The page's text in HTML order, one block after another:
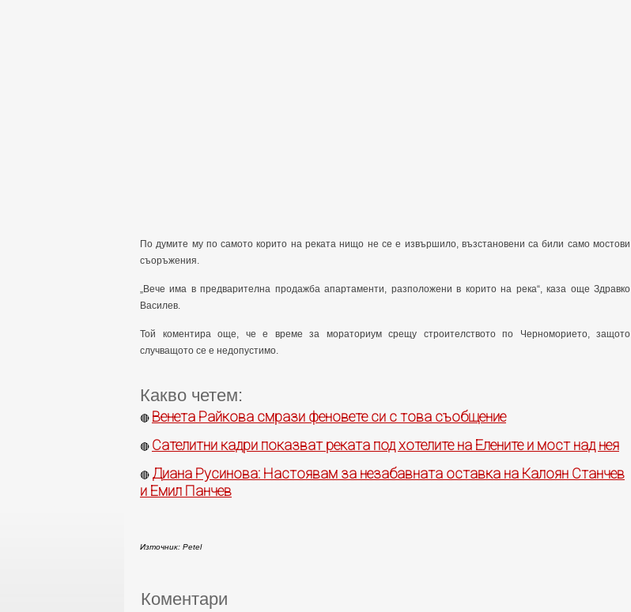
По думите му по самото корито на реката нищо не се е извършило, възстановени са били само мостови
съоръжения.
„Вече има в предварителна продажба апартаменти, разположени в корито на река“, каза още Здравко
Василев.
Той коментира още, че е време за мораториум срещу строителството по Черноморието, защото
случващото се е недопустимо.
Какво четем:
🔴 Венета Райкова смрази феновете си с това съобщение
🔴 Сателитни кадри показват реката под хотелите на Елените и мост над нея
🔴 Диана Русинова: Настоявам за незабавната оставка на Калоян Станчев
и Емил Панчев
Източник: Petel
Коментари